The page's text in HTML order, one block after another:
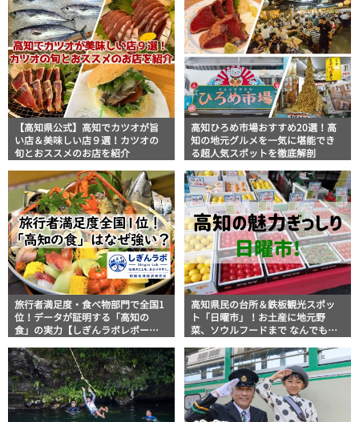
【高知県公式】高知でカツオが旨
い店＆美味しい店９選！カツオの
旬とおススメのお店を紹介
高知ひろめ市場おすすめ20選！高
知の地元グルメを一気に堪能でき
る超人気スポットを徹底解剖
旅行者満足度・食べ物部門で全国1
位！データが証明する「高知の
食」の実力【しぎんラボレポー
高知県民の台所＆鉄板観光スポッ
ト「日曜市」！お土産に地元野
菜、ソウルフードまで なんでもそ
説！